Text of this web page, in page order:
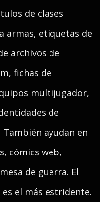
de clases
armas, etiquetas de
archivos de
fichas de
multijugador,
de
ayudan en
cómics web,
de guerra. El
el más estridente.